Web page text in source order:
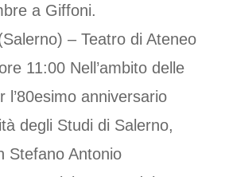
a Giffoni.
– Teatro di Ateneo
11:00 Nell’ambito delle
l’80esimo anniversario
degli Studi di Salerno,
Stefano Antonio